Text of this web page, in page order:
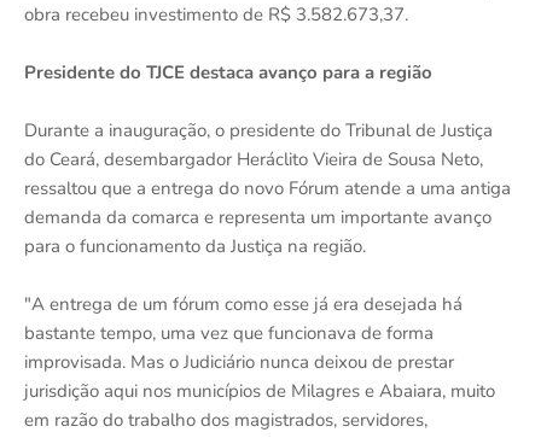
obra recebeu investimento de R$ 3.582.673,37.
Presidente do TJCE destaca avanço para a região
Durante a inauguração, o presidente do Tribunal de Justiça
do Ceará, desembargador Heráclito Vieira de Sousa Neto,
ressaltou que a entrega do novo Fórum atende a uma antiga
demanda da comarca e representa um importante avanço
para o funcionamento da Justiça na região.
"A entrega de um fórum como esse já era desejada há
bastante tempo, uma vez que funcionava de forma
improvisada. Mas o Judiciário nunca deixou de prestar
jurisdição aqui nos municípios de Milagres e Abaiara, muito
em razão do trabalho dos magistrados, servidores,